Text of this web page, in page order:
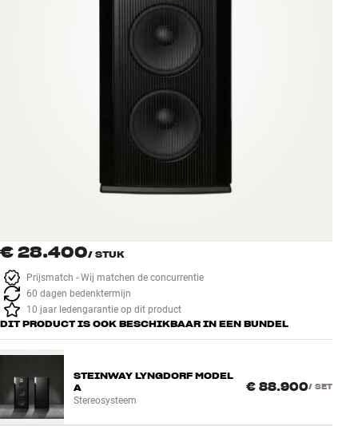
Inloggen
Bouw met geluid
€ 28.400/ STUK
Prijsmatch - Wij matchen de concurrentie
60 dagen bedenktermijn
10 jaar ledengarantie op dit product
DIT PRODUCT IS OOK BESCHIKBAAR IN EEN BUNDEL
STEINWAY LYNGDORF MODEL
A
Stereosysteem
€ 88.900/ SET